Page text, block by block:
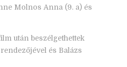
Molnos Anna (9. a) és
után beszélgethettek
és Balázs